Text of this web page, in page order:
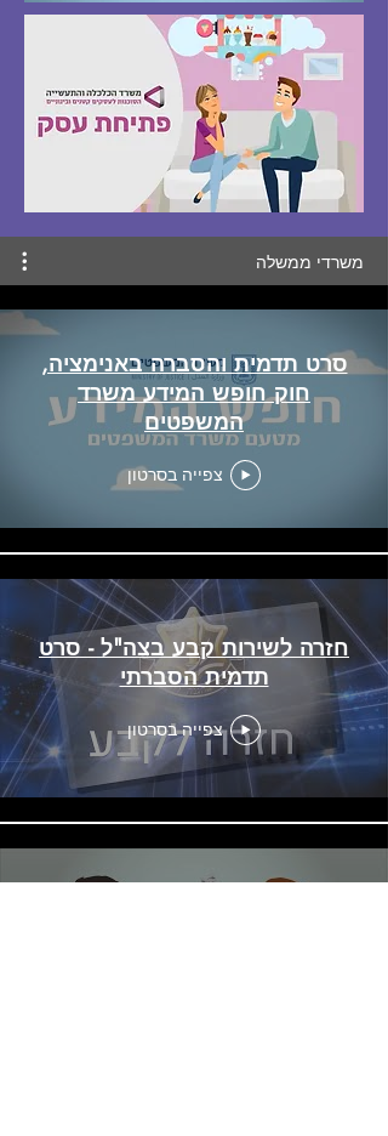
משרדי ממשלה
סרט תדמית והסברה באנימציה,
חוק חופש המידע משרד
המשפטים
צפייה בסרטון
חזרה לשירות קבע בצה"ל - סרט
תדמית הסברתי
צפייה בסרטון